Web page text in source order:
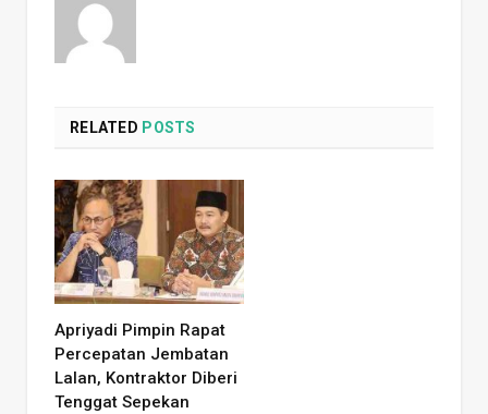
RELATED POSTS
Apriyadi Pimpin Rapat
Percepatan Jembatan
Lalan, Kontraktor Diberi
Tenggat Sepekan